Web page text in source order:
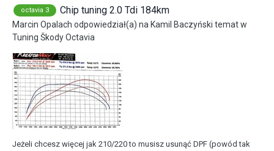
octavia 3 Chip tuning 2.0 Tdi 184km
Marcin Opalach odpowiedział(a) na Kamil Baczyński temat w
Tuning Škody Octavia
Jeżeli chcesz więcej jak 210/220 to musisz usunąć DPF (powód tak